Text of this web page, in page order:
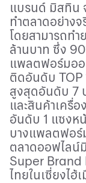
แบรนด์ มิสทิน
ทำตลาดอย่างจ
โดยสามารถท
ล้านบาท ซึ่ง
แพลตฟอร์มออ
ติดอันดับ TOP
สูงสุดอันดับ 7
และสินค้าเครื่
อันดับ 1 แซงห
บางแพลตฟอร์
ตลาดออฟไลน์
Super Brand
ไทยในเซี่ยงไ